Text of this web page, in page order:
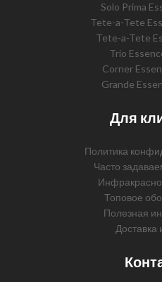
Solo Prima
Tete-a-Tete
Tete-a-Tete
Trio
Corner
Grande
Для
Политика
Часто
Топовое
Полезная
Доставка